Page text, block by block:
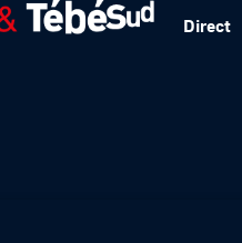
Direct